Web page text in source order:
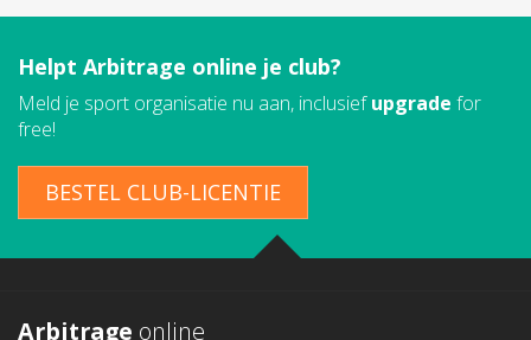
Helpt Arbitrage online je club?
Meld je sport organisatie nu aan, inclusiefupgrade for
free!
BESTEL CLUB-LICENTIE
Arbitrage online